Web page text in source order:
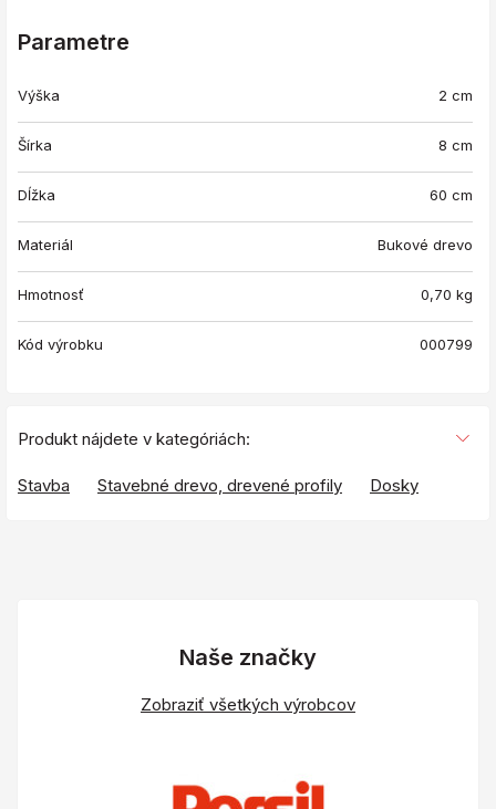
Parametre
Výška 2 cm
Šírka 8 cm
Dĺžka 60 cm
Materiál Bukové drevo
Hmotnosť 0,70 kg
Kód výrobku 000799
Produkt nájdete v kategóriách:
Stavba Stavebné drevo, drevené profily Dosky
Naše značky
Zobraziť všetkých výrobcov